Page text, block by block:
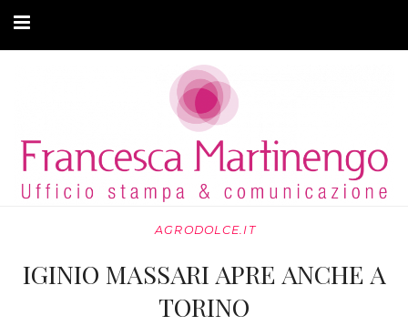
ARTICOLI
MODA ADATTIVA
PRIVACY
AGRODOLCE.IT
IGINIO MASSARI APRE ANCHE A
TORINO